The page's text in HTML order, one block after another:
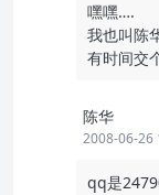
嘿嘿….
我也叫陈
有时间交
陈华
2008-06-26
qq是